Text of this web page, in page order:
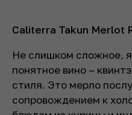
Caliterra Takun Merlot
Не слишком сложное,
понятное вино –
стиля. Это мерло
сопровождением к